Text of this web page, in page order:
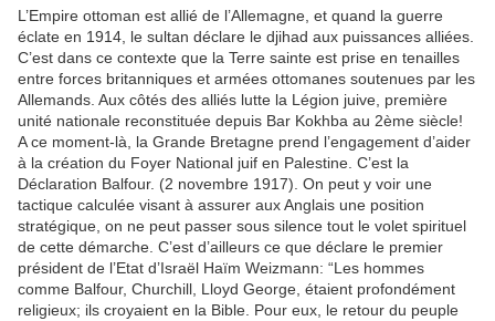
L’Empire ottoman est allié de l’Allemagne, et quand la guerre
éclate en 1914, le sultan déclare le djihad aux puissances alliées.
C’est dans ce contexte que la Terre sainte est prise en tenailles
entre forces britanniques et armées ottomanes soutenues par les
Allemands. Aux côtés des alliés lutte la Légion juive, première
unité nationale reconstituée depuis Bar Kokhba au 2ème siècle!
A ce moment-là, la Grande Bretagne prend l’engagement d’aider
à la création du Foyer National juif en Palestine. C’est la
Déclaration Balfour. (2 novembre 1917). On peut y voir une
tactique calculée visant à assurer aux Anglais une position
stratégique, on ne peut passer sous silence tout le volet spirituel
de cette démarche. C’est d’ailleurs ce que déclare le premier
président de l’Etat d’Israël Haïm Weizmann: “Les hommes
comme Balfour, Churchill, Lloyd George, étaient profondément
religieux; ils croyaient en la Bible. Pour eux, le retour du peuple